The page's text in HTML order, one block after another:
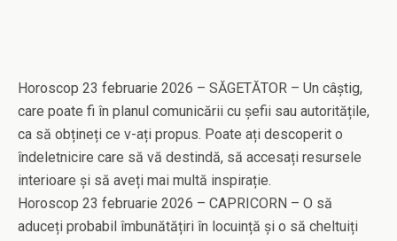
Horoscop 23 februarie 2026 – SĂGETĂTOR – Un câștig,
care poate fi în planul comunicării cu șefii sau autoritățile,
ca să obțineți ce v-ați propus. Poate ați descoperit o
îndeletnicire care să vă destindă, să accesați resursele
interioare și să aveți mai multă inspirație.
Horoscop 23 februarie 2026 – CAPRICORN – O să
aduceți probabil îmbunătățiri în locuință și o să cheltuiți